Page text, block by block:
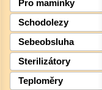
Pro maminky
Schodolezy
Sebeobsluha
Sterilizátory
Teploměry